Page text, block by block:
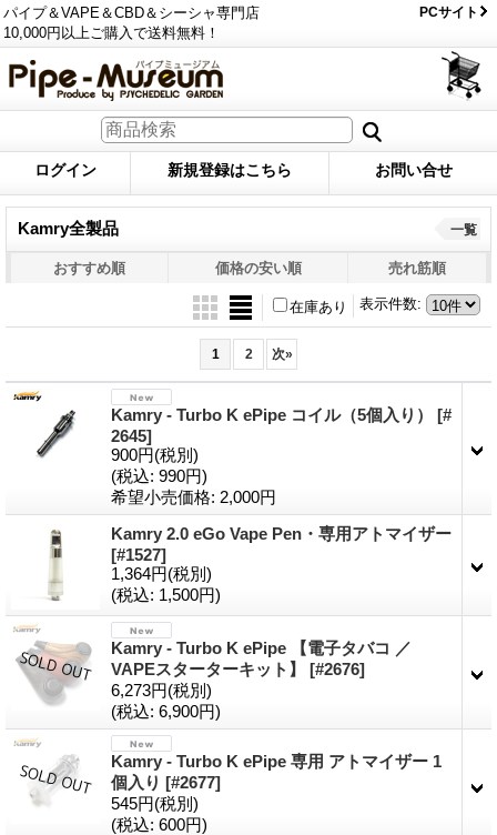
パイプ＆VAPE＆CBD＆シーシャ専門店
10,000円以上ご購入で送料無料！
PCサイト
ログイン 新規登録はこちら お問い合せ
Kamry全製品 一覧
おすすめ順 価格の安い順 売れ筋順
表示件数:
在庫あり
1 2 次»
Kamry - Turbo K ePipe コイル（5個入り） [#
2645]
900円(税別)
(税込: 990円)
希望小売価格: 2,000円
Kamry 2.0 eGo Vape Pen・専用アトマイザー
[#1527]
1,364円(税別)
(税込: 1,500円)
Kamry - Turbo K ePipe 【電子タバコ ／
VAPEスターターキット】 [#2676]
6,273円(税別)
(税込: 6,900円)
Kamry - Turbo K ePipe 専用 アトマイザー 1
個入り [#2677]
545円(税別)
(税込: 600円)